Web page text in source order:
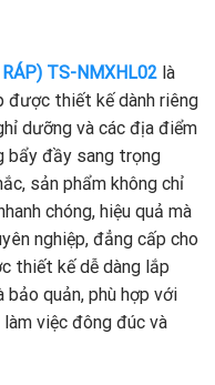
TS-NMXHL02 là
được thiết kế dành riêng
dưỡng và các địa điểm
bẩy đầy sang trọng
sản phẩm không chỉ
chóng, hiệu quả mà
nghiệp, đẳng cấp cho
thiết kế dễ dàng lắp
bảo quản, phù hợp với
việc đông đúc và